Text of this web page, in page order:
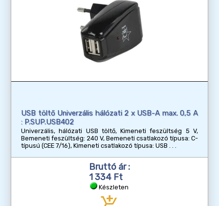
USB töltő Univerzális hálózati 2 x USB-A max. 0,5 A
: P.SUP.USB402
Univerzális, hálózati USB töltő, Kimeneti feszültség 5 V,
Bemeneti feszültség: 240 V, Bemeneti csatlakozó típusa: C-
típusú (CEE 7/16), Kimeneti csatlakozó típusa: USB
Bruttó ár :
1 334 Ft
Készleten